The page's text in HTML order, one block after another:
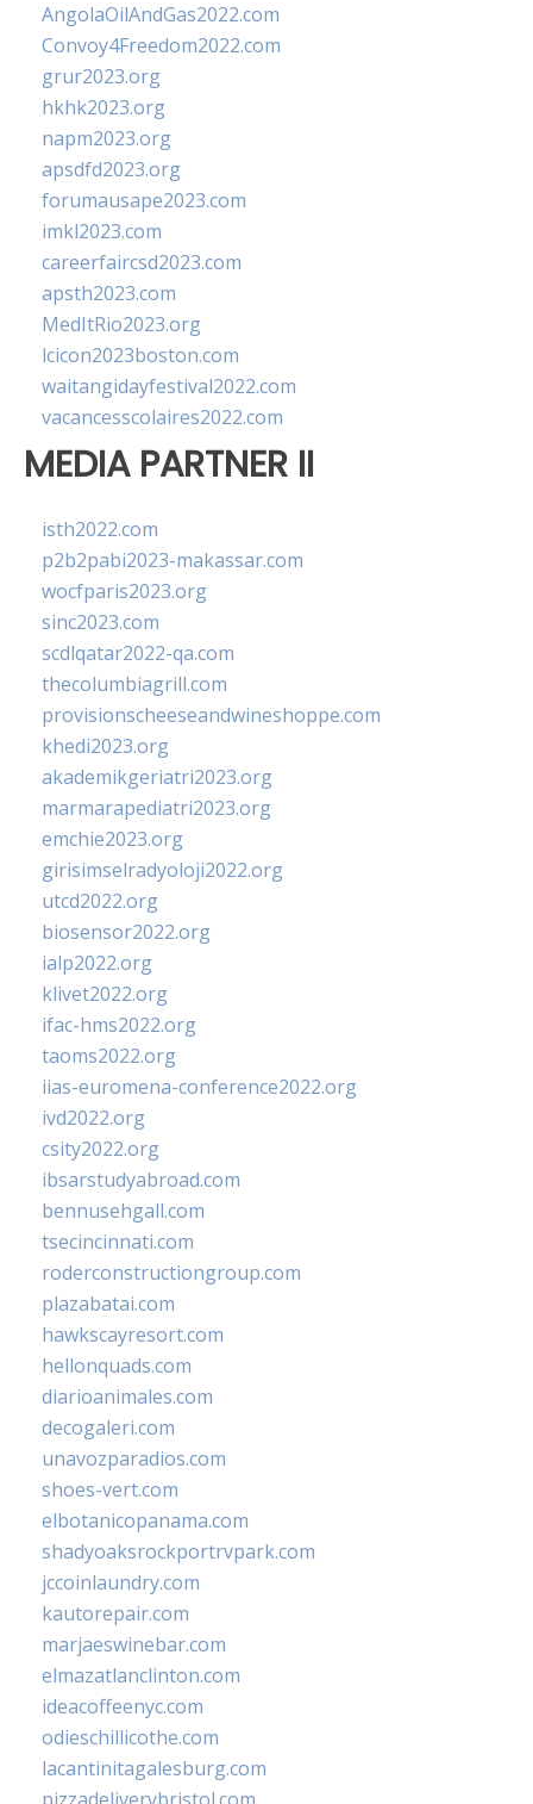
AngolaOilAndGas2022.com
Convoy4Freedom2022.com
grur2023.org
hkhk2023.org
napm2023.org
apsdfd2023.org
forumausape2023.com
imkl2023.com
careerfaircsd2023.com
apsth2023.com
MedItRio2023.org
lcicon2023boston.com
waitangidayfestival2022.com
vacancesscolaires2022.com
MEDIA PARTNER II
isth2022.com
p2b2pabi2023-makassar.com
wocfparis2023.org
sinc2023.com
scdlqatar2022-qa.com
thecolumbiagrill.com
provisionscheeseandwineshoppe.com
khedi2023.org
akademikgeriatri2023.org
marmarapediatri2023.org
emchie2023.org
girisimselradyoloji2022.org
utcd2022.org
biosensor2022.org
ialp2022.org
klivet2022.org
ifac-hms2022.org
taoms2022.org
iias-euromena-conference2022.org
ivd2022.org
csity2022.org
ibsarstudyabroad.com
bennusehgall.com
tsecincinnati.com
roderconstructiongroup.com
plazabatai.com
hawkscayresort.com
hellonquads.com
diarioanimales.com
decogaleri.com
unavozparadios.com
shoes-vert.com
elbotanicopanama.com
shadyoaksrockportrvpark.com
jccoinlaundry.com
kautorepair.com
marjaeswinebar.com
elmazatlanclinton.com
ideacoffeenyc.com
odieschillicothe.com
lacantinitagalesburg.com